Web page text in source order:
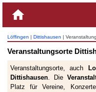
Löffingen | Dittishausen |
Veranstaltungsorte
Veranstaltungsorte, auch
Dittishausen. Die
Platz für Vereine,